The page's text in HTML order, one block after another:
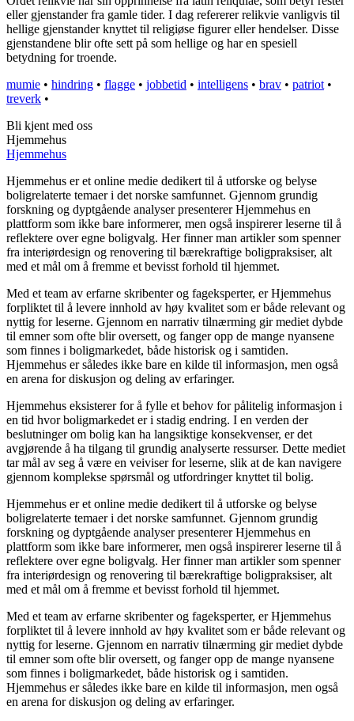
eller gjenstander fra gamle tider. I dag refererer relikvie vanligvis til
hellige gjenstander knyttet til religiøse figurer eller hendelser. Disse
gjenstandene blir ofte sett på som hellige og har en spesiell
betydning for troende.
mumie • hindring • flagge • jobbetid • intelligens • brav • patriot •
treverk •
Bli kjent med oss
Hjemmehus
Hjemmehus
Hjemmehus er et online medie dedikert til å utforske og belyse
boligrelaterte temaer i det norske samfunnet. Gjennom grundig
forskning og dyptgående analyser presenterer Hjemmehus en
plattform som ikke bare informerer, men også inspirerer leserne til å
reflektere over egne boligvalg. Her finner man artikler som spenner
fra interiørdesign og renovering til bærekraftige boligpraksiser, alt
med et mål om å fremme et bevisst forhold til hjemmet.
Med et team av erfarne skribenter og fageksperter, er Hjemmehus
forpliktet til å levere innhold av høy kvalitet som er både relevant og
nyttig for leserne. Gjennom en narrativ tilnærming gir mediet dybde
til emner som ofte blir oversett, og fanger opp de mange nyansene
som finnes i boligmarkedet, både historisk og i samtiden.
Hjemmehus er således ikke bare en kilde til informasjon, men også
en arena for diskusjon og deling av erfaringer.
Hjemmehus eksisterer for å fylle et behov for pålitelig informasjon i
en tid hvor boligmarkedet er i stadig endring. I en verden der
beslutninger om bolig kan ha langsiktige konsekvenser, er det
avgjørende å ha tilgang til grundig analyserte ressurser. Dette mediet
tar mål av seg å være en veiviser for leserne, slik at de kan navigere
gjennom komplekse spørsmål og utfordringer knyttet til bolig.
Hjemmehus er et online medie dedikert til å utforske og belyse
boligrelaterte temaer i det norske samfunnet. Gjennom grundig
forskning og dyptgående analyser presenterer Hjemmehus en
plattform som ikke bare informerer, men også inspirerer leserne til å
reflektere over egne boligvalg. Her finner man artikler som spenner
fra interiørdesign og renovering til bærekraftige boligpraksiser, alt
med et mål om å fremme et bevisst forhold til hjemmet.
Med et team av erfarne skribenter og fageksperter, er Hjemmehus
forpliktet til å levere innhold av høy kvalitet som er både relevant og
nyttig for leserne. Gjennom en narrativ tilnærming gir mediet dybde
til emner som ofte blir oversett, og fanger opp de mange nyansene
som finnes i boligmarkedet, både historisk og i samtiden.
Hjemmehus er således ikke bare en kilde til informasjon, men også
en arena for diskusjon og deling av erfaringer.